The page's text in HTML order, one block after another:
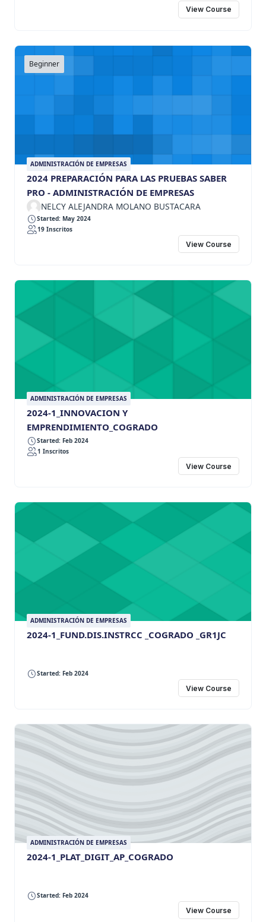
View Course
Beginner
ADMINISTRACIÓN DE EMPRESAS
2024 PREPARACIÓN PARA LAS PRUEBAS SABER
PRO - ADMINISTRACIÓN DE EMPRESAS
NELCY ALEJANDRA MOLANO BUSTACARA
Started: May 2024
19 Inscritos
View Course
ADMINISTRACIÓN DE EMPRESAS
2024-1_INNOVACION Y
EMPRENDIMIENTO_COGRADO
Started: Feb 2024
1 Inscritos
View Course
ADMINISTRACIÓN DE EMPRESAS
2024-1_FUND.DIS.INSTRCC _COGRADO _GR1JC
Started: Feb 2024
View Course
ADMINISTRACIÓN DE EMPRESAS
2024-1_PLAT_DIGIT_AP_COGRADO
Started: Feb 2024
View Course